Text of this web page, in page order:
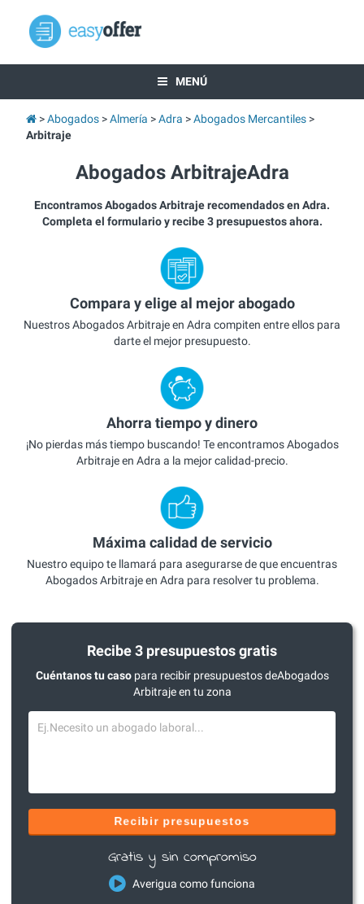
MENÚ
Abogados Almería Adra
Abogados Mercantiles
Arbitraje
Abogados ArbitrajeAdra
Encontramos Abogados Arbitraje recomendados en Adra.
Completa el formulario y recibe 3 presupuestos ahora.
Compara y elige al mejor abogado
Nuestros Abogados Arbitraje en Adra compiten entre ellos para
darte el mejor presupuesto.
Ahorra tiempo y dinero
¡No pierdas más tiempo buscando! Te encontramos Abogados
Arbitraje en Adra a la mejor calidad-precio.
Máxima calidad de servicio
Nuestro equipo te llamará para asegurarse de que encuentras
Abogados Arbitraje en Adra para resolver tu problema.
Recibe 3 presupuestos gratis
Cuéntanos tu casopara recibir presupuestos deAbogados
Arbitraje en tu zona
Recibir presupuestos
Gratis y sin compromiso
Averigua como funciona